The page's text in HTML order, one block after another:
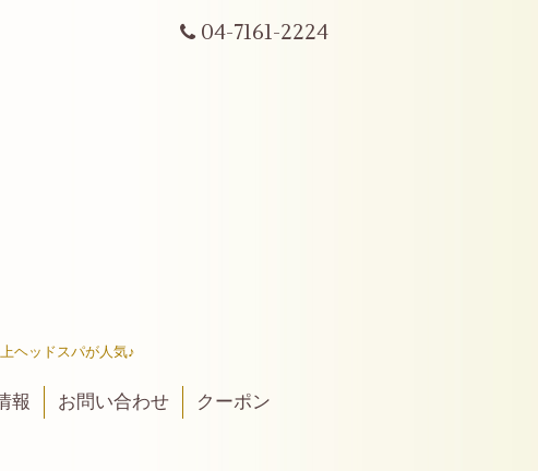
04-7161-2224
ヘッドスパが人気♪
報 お問い合わせ
クーポン